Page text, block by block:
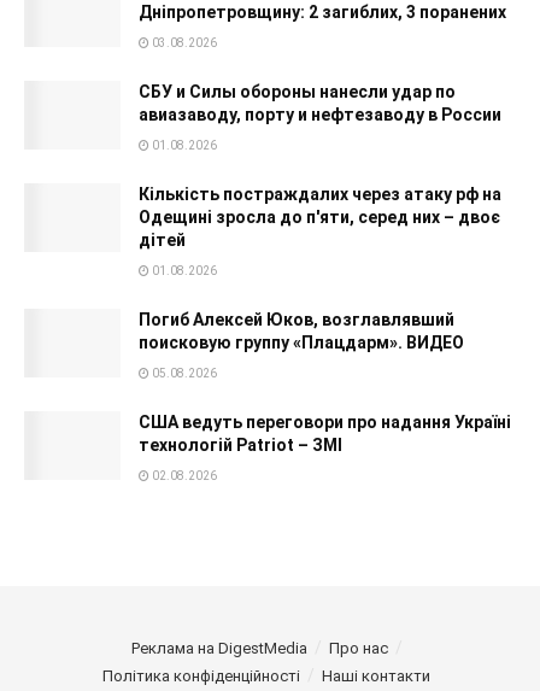
Дніпропетровщину: 2 загиблих, 3 поранених
03.08.2026
СБУ и Силы обороны нанесли удар по
авиазаводу, порту и нефтезаводу в России
01.08.2026
Кількість постраждалих через атаку рф на
Одещині зросла до п'яти, серед них – двоє
дітей
01.08.2026
Погиб Алексей Юков, возглавлявший
поисковую группу «Плацдарм». ВИДЕО
05.08.2026
США ведуть переговори про надання Україні
технологій Patriot – ЗМІ
02.08.2026
Реклама на DigestMedia
Про нас
Політика конфіденційності
Наші контакти